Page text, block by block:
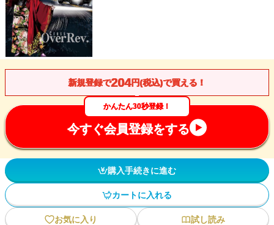
新規登録で204円(税込)で買える！
かんたん30秒登録！
今すぐ会員登録をする
購入手続きに進む
カートに入れる
お気に入り
試し読み